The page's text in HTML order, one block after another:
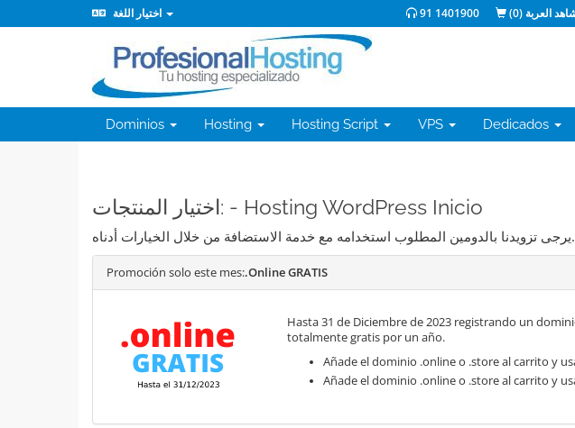
91 1401900 العربة (0
)
Dominios Hosting Hosting Script VPS Dedicados
اختيار المنتجات: - Hosting WordPress Inicio
يرجى تزويدنا بالدومين المطلوب استخدامه مع خدمة الاستضافة من خلال الخيارات أدناه.
Promoción solo este mes:.Online GRATIS
Hasta 31 de Diciembre de 2023 registrando un
totalmente gratis por un año.
Añade el dominio .online o .store al carrito y
Añade el dominio .online o .store al carrito y